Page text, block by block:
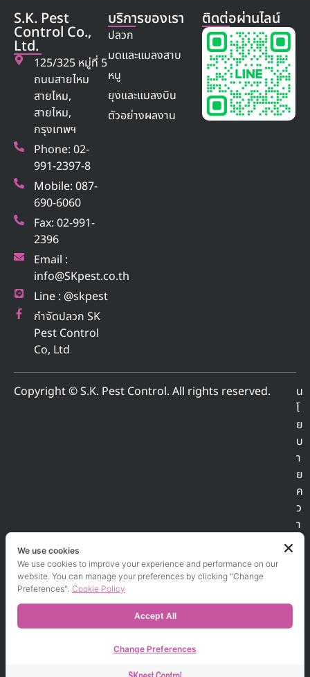
S.K. Pest
Control Co.,
Ltd.
125/325 หมู่ที่ 5
ถนนสายไหม
สายไหม,
สายไหม,
กรุงเทพฯ
Phone: 02-
991-2397-8
Mobile: 087-
690-6060
Fax: 02-991-
2396
Email :
info@SKpest.co.th
Line : @skpest
กำจัดปลวก SK
Pest Control
Co, Ltd
บริการของเรา
ปลวก
มดและแมลงสาบ
หนู
ยุงและแมลงบิน
ตัวอย่างผลงาน
ติดต่อผ่านไลน์
Copyright © S.K. Pest Control. All rights reserved.
น
โ
ย
บ
า
ย
ค
ว
า
We use cookies
We use cookies to improve your experience and performance on our
website. You can manage your preferences by clicking "Change
Preferences". Cookie Policy
Accept All
Change Preferences